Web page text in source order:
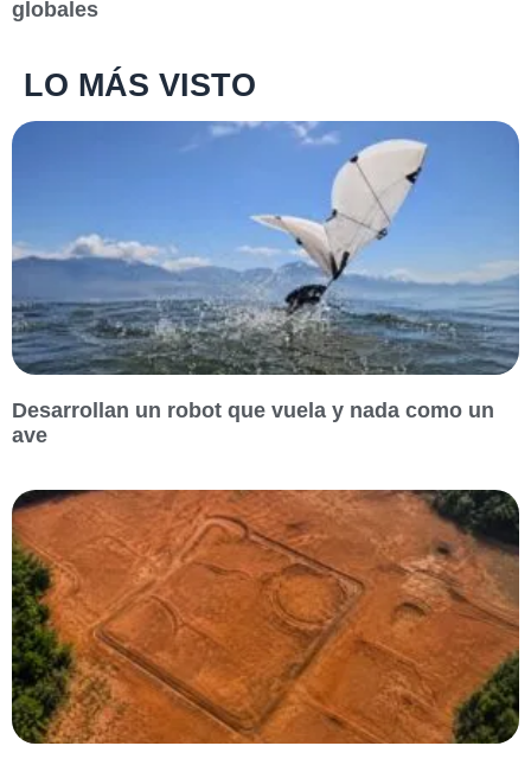
globales
LO MÁS VISTO
Desarrollan un robot que vuela y nada como un
ave